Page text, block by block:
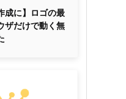
成に】ロゴの最
ザだけで動く無